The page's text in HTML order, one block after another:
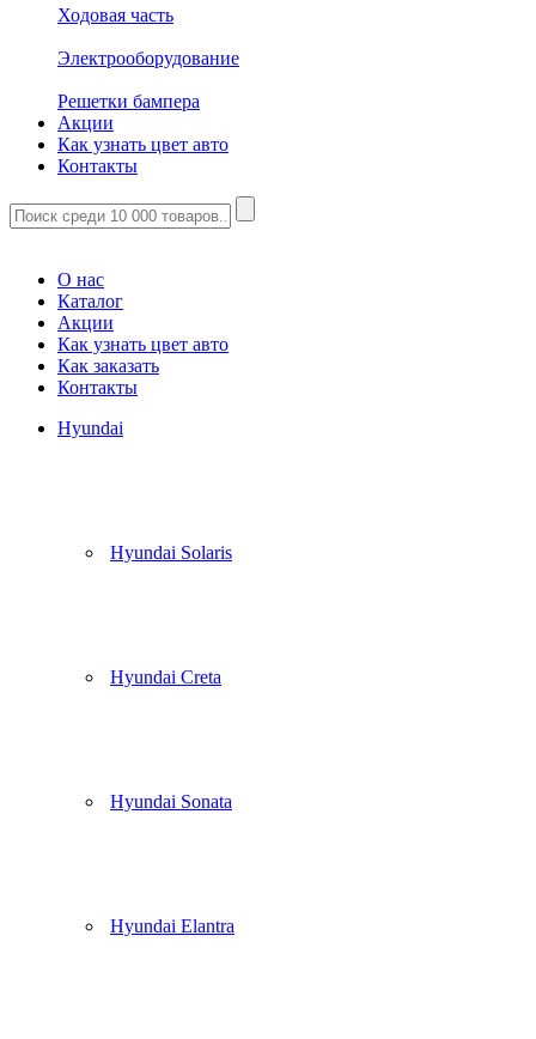
Ходовая часть
Электрооборудование
Решетки бампера
Акции
Как узнать цвет авто
Контакты
О нас
Каталог
Акции
Как узнать цвет авто
Как заказать
Контакты
Hyundai
Hyundai Solaris
Hyundai Creta
Hyundai Sonata
Hyundai Elantra